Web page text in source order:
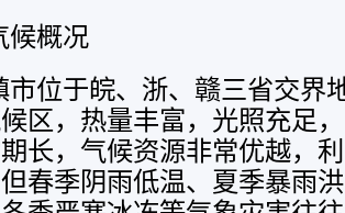
候概况
市位于皖、浙、赣三省交界
区，热量丰富，光照充足
长，气候资源非常优越，
春季阴雨低温、夏季暴雨